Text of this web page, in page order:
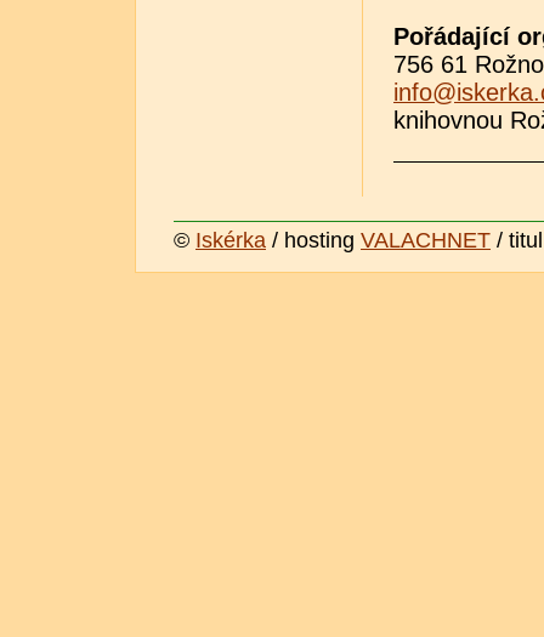
Pořádající
756 61
knihovnou
© Iskérka / hosting VALACHNET /